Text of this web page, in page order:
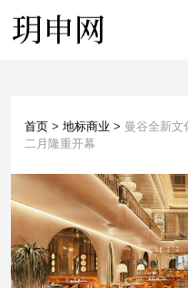
首页 > 地标商业 > 曼谷全新文
二月隆重开幕